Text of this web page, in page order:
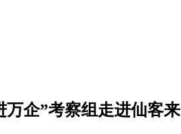
企”考察组走进仙客来